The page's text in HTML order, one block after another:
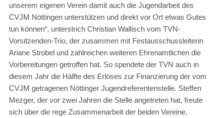
unserem eigenen Verein damit auch die Jugendarbeit des
CVJM Nöttingen unterstützen und direkt vor Ort etwas Gutes
tun können“, unterstrich Christian Wallisch vom TVN-
Vorsitzenden-Trio, der zusammen mit Festausschussleiterin
Ariane Strobel und zahlreichen weiteren Ehrenamtlichen die
Vorbereitungen getroffen hat. So spendete der TVN auch in
diesem Jahr die Hälfte des Erlöses zur Finanzierung der vom
CVJM getragenen Nöttinger Jugendreferentenstelle. Steffen
Mezger, der vor zwei Jahren die Stelle angetreten hat, freute
sich über die rege Zusammenarbeit der beiden Vereine.